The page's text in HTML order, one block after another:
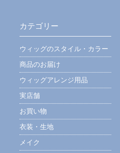
カテゴリー
ウィッグのスタイル・カラー
商品のお届け
ウィッグアレンジ用品
実店舗
お買い物
衣装・生地
メイク